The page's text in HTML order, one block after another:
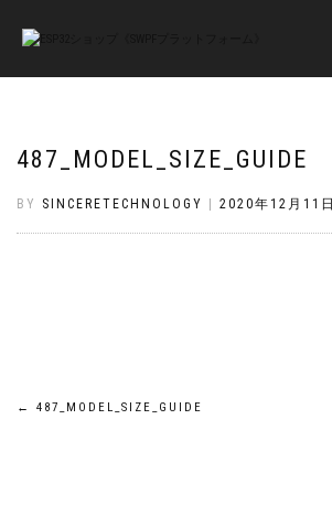
487_MODEL_SIZE_GUIDE
BY SINCERETECHNOLOGY 2020年12月11日
投
← 487_MODEL_SIZE_GUIDE